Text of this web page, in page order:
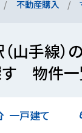
不動産購入
山手線）
す 物件
一戸建て